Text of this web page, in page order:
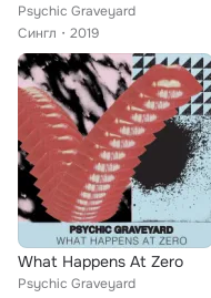
Psychic Graveyard
Сингл
2019
What Happens At Zero
Psychic Graveyard